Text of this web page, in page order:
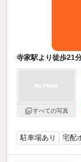
寺家駅より徒歩21
すべての写真
駐車場あり
宅配